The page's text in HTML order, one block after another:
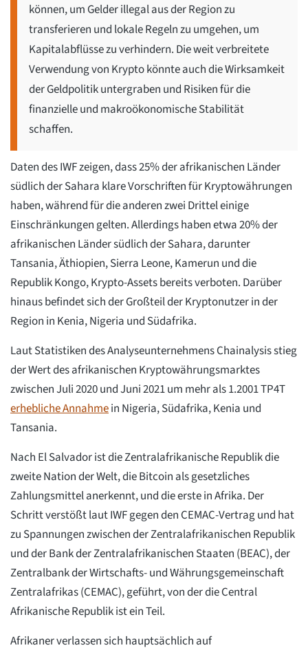
können, um Gelder illegal aus der Region zu
transferieren und lokale Regeln zu umgehen, um
Kapitalabflüsse zu verhindern. Die weit verbreitete
Verwendung von Krypto könnte auch die Wirksamkeit
der Geldpolitik untergraben und Risiken für die
finanzielle und makroökonomische Stabilität
schaffen.
Daten des IWF zeigen, dass 25% der afrikanischen Länder
südlich der Sahara klare Vorschriften für Kryptowährungen
haben, während für die anderen zwei Drittel einige
Einschränkungen gelten. Allerdings haben etwa 20% der
afrikanischen Länder südlich der Sahara, darunter
Tansania, Äthiopien, Sierra Leone, Kamerun und die
Republik Kongo, Krypto-Assets bereits verboten. Darüber
hinaus befindet sich der Großteil der Kryptonutzer in der
Region in Kenia, Nigeria und Südafrika.
Laut Statistiken des Analyseunternehmens Chainalysis stieg
der Wert des afrikanischen Kryptowährungsmarktes
zwischen Juli 2020 und Juni 2021 um mehr als 1.2001 TP4T
erhebliche Annahmein Nigeria, Südafrika, Kenia und
Tansania.
Nach El Salvador ist die Zentralafrikanische Republik die
zweite Nation der Welt, die Bitcoin als gesetzliches
Zahlungsmittel anerkennt, und die erste in Afrika. Der
Schritt verstößt laut IWF gegen den CEMAC-Vertrag und hat
zu Spannungen zwischen der Zentralafrikanischen Republik
und der Bank der Zentralafrikanischen Staaten (BEAC), der
Zentralbank der Wirtschafts- und Währungsgemeinschaft
Zentralafrikas (CEMAC), geführt, von der die Central
Afrikanische Republik ist ein Teil.
Afrikaner verlassen sich hauptsächlich auf